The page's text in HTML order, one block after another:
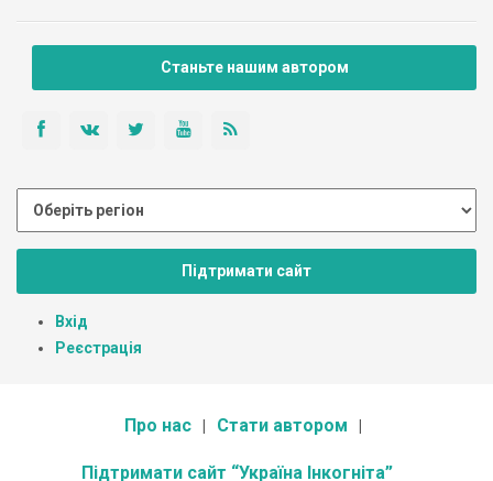
Станьте нашим автором
Підтримати сайт
Вхід
Реєстрація
Про нас Стати автором
Підтримати сайт “Україна Інкогніта”